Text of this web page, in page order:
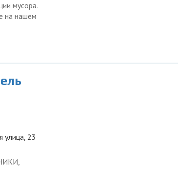
мусора.
на нашем
улица, 23